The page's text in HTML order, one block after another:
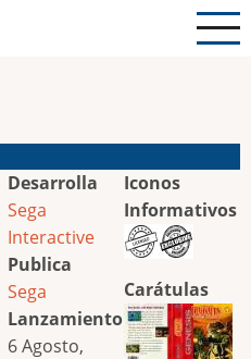
Desarrolla
Sega
Interactive
Publica
Sega
Lanzamiento
6 Agosto,
Iconos
Informativos
Carátulas